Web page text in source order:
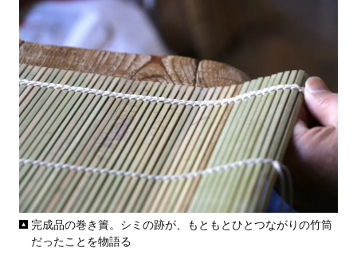
完成品の巻き簀。シミの跡が、もともとひとつながりの竹筒
だったことを物語る